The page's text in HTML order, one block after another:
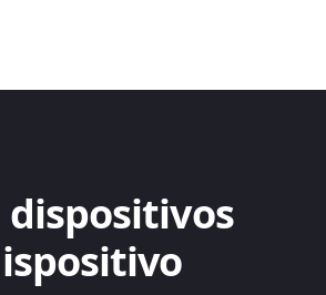
dispositivos